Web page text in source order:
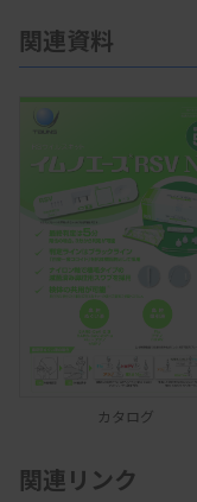
関連資料
カタログ
関連リンク